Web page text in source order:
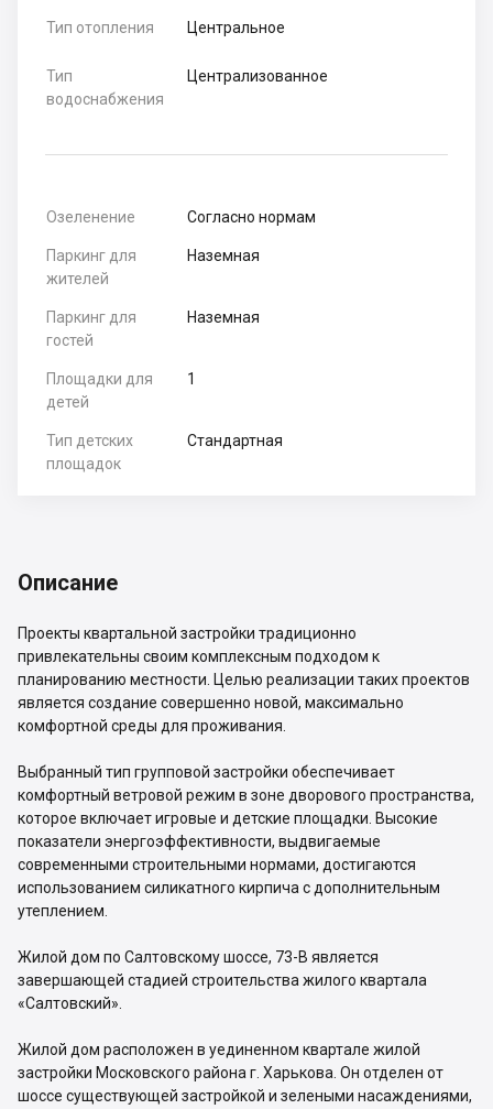
Тип отопления Центральное
Тип
водоснабжения
Централизованное
Озеленение Согласно нормам
Паркинг для
жителей
Наземная
Паркинг для
гостей
Наземная
Площадки для
детей
1
Тип детских
площадок
Стандартная
Описание
Проекты квартальной застройки традиционно
привлекательны своим комплексным подходом к
планированию местности. Целью реализации таких проектов
является создание совершенно новой, максимально
комфортной среды для проживания.
Выбранный тип групповой застройки обеспечивает
комфортный ветровой режим в зоне дворового пространства,
которое включает игровые и детские площадки. Высокие
показатели энергоэффективности, выдвигаемые
современными строительными нормами, достигаются
использованием силикатного кирпича с дополнительным
утеплением.
Жилой дом по Салтовскому шоссе, 73-В является
завершающей стадией строительства жилого квартала
«Салтовский».
Жилой дом расположен в уединенном квартале жилой
застройки Московского района г. Харькова. Он отделен от
шоссе существующей застройкой и зелеными насаждениями,